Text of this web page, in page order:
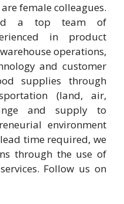
female colleagues.
a top team of
in product
operations,
and customer
supplies through
(land, air,
and supply to
environment
time required, we
through the use of
Follow us on